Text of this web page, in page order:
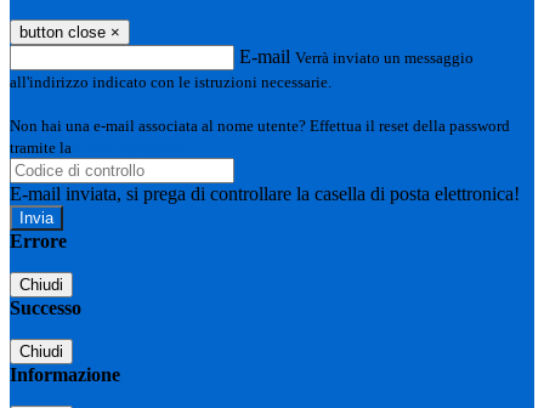
button close ×
E-mail Verrà inviato un messaggio
all'indirizzo indicato con le istruzioni necessarie.
Non hai una e-mail associata al nome utente? Effettua il reset della password
tramite la
E-mail inviata, si prega di controllare la casella di posta elettronica!
Errore
Chiudi
Successo
Chiudi
Informazione